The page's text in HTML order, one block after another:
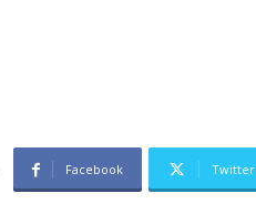
Facebook Twitter